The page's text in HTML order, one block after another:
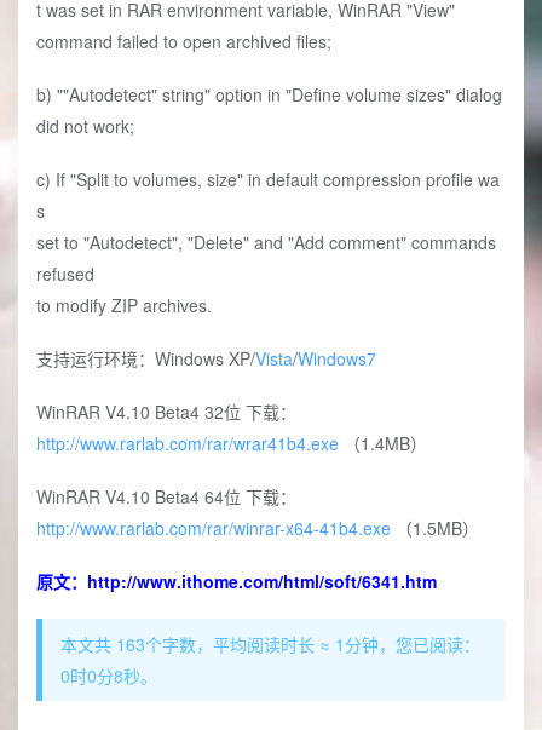
t was set in RAR environment variable, WinRAR "View"
command failed to open archived files;
b) ""Autodetect" string" option in "Define volume sizes" dialog
did not work;
c) If "Split to volumes, size" in default compression profile wa
s
set to "Autodetect", "Delete" and "Add comment" commands
refused
to modify ZIP archives.
支持运行环境：Windows XP/Vista/Windows7
WinRAR V4.10 Beta4 32位 下载：
http://www.rarlab.com/rar/wrar41b4.exe （1.4MB）
WinRAR V4.10 Beta4 64位 下载：
http://www.rarlab.com/rar/winrar-x64-41b4.exe （1.5MB）
原文： http://www.ithome.com/html/soft/6341.htm
本文共 163个字数，平均阅读时长 ≈ 1分钟，您已阅读：
0时0分8秒。